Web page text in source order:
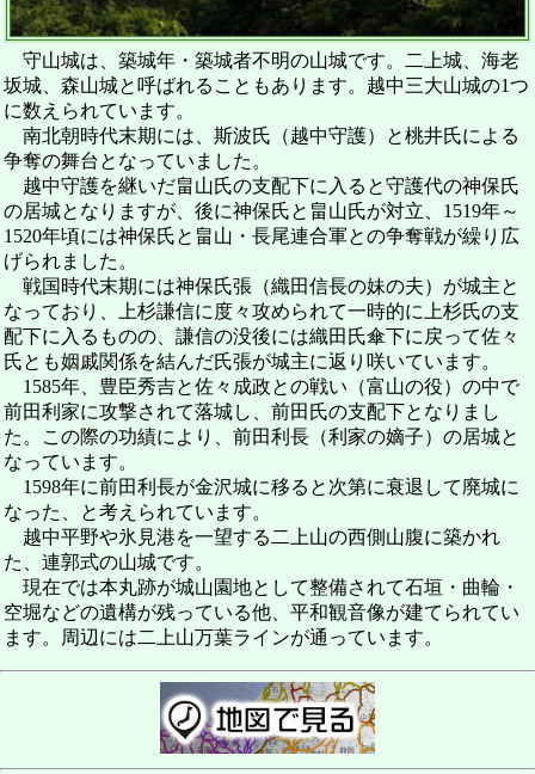
守山城は、築城年・築城者不明の山城です。二上城、海老
坂城、森山城と呼ばれることもあります。越中三大山城の1つ
に数えられています。
南北朝時代末期には、斯波氏（越中守護）と桃井氏による
争奪の舞台となっていました。
越中守護を継いだ畠山氏の支配下に入ると守護代の神保氏
の居城となりますが、後に神保氏と畠山氏が対立、1519年～
1520年頃には神保氏と畠山・長尾連合軍との争奪戦が繰り広
げられました。
戦国時代末期には神保氏張（織田信長の妹の夫）が城主と
なっており、上杉謙信に度々攻められて一時的に上杉氏の支
配下に入るものの、謙信の没後には織田氏傘下に戻って佐々
氏とも姻戚関係を結んだ氏張が城主に返り咲いています。
1585年、豊臣秀吉と佐々成政との戦い（富山の役）の中で
前田利家に攻撃されて落城し、前田氏の支配下となりまし
た。この際の功績により、前田利長（利家の嫡子）の居城と
なっています。
1598年に前田利長が金沢城に移ると次第に衰退して廃城に
なった、と考えられています。
越中平野や氷見港を一望する二上山の西側山腹に築かれ
た、連郭式の山城です。
現在では本丸跡が城山園地として整備されて石垣・曲輪・
空堀などの遺構が残っている他、平和観音像が建てられてい
ます。周辺には二上山万葉ラインが通っています。